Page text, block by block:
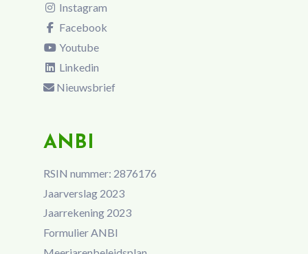
Instagram
Facebook
Youtube
Linkedin
Nieuwsbrief
ANBI
RSIN nummer: 2876176
Jaarverslag 2023
Jaarrekening 2023
Formulier ANBI